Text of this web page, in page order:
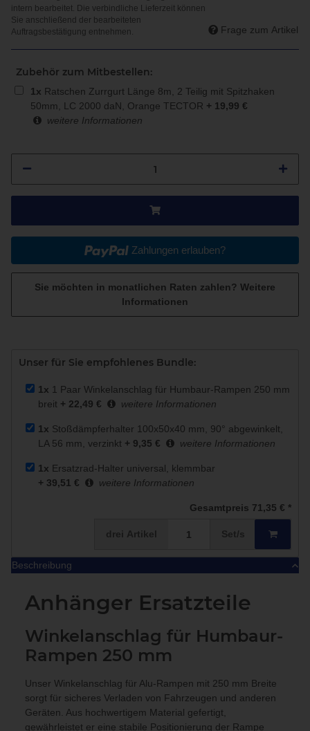
Frage zum Artikel
Zubehör zum Mitbestellen:
1 x Ratschen Zurrgurt Länge 8m, 2 Teilig mit Spitzhaken
50mm, LC 2000 daN, Orange TECTOR + 19,99 €
weitere Informationen
Zahlungen erlauben?
Sie möchten in monatlichen Raten zahlen? Weitere
Informationen
Unser für Sie empfohlenes Bundle:
1x 1 Paar Winkelanschlag für Humbaur-Rampen 250 mm
breit + 22,49 € weitere Informationen
1x Stoßdämpferhalter 100x50x40 mm, 90° abgewinkelt,
LA 56 mm, verzinkt + 9,35 € weitere Informationen
1x Ersatzrad-Halter universal, klemmbar
+ 39,51 €
weitere Informationen
Gesamtpreis 71,35 € *
drei Artikel Set/s
Beschreibung
Anhänger Ersatzteile
Winkelanschlag für Humbaur-
Rampen 250 mm
Unser Winkelanschlag für Alu-Rampen mit 250 mm Breite
sorgt für sicheres Verladen von Fahrzeugen und anderen
Geräten. Aus hochwertigem Material gefertigt,
gewährleistet er eine stabile Positionierung der Rampe